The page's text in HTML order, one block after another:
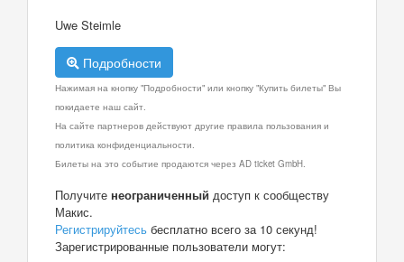
Uwe Steimle
Подробности
Нажимая на кнопку "Подробности" или кнопку "Купить билеты" Вы
покидаете наш сайт.
На сайте партнеров действуют другие правила пользования и
политика конфиденциальности.
Билеты на это событие продаются через AD ticket GmbH.
Получите неограниченный доступ к сообществу
Макис.
Регистрируйтесь бесплатно всего за 10 секунд!
Зарегистрированные пользователи могут: